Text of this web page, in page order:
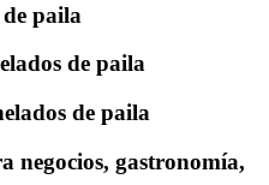
de paila
de paila
de paila
negocios, gastronomía,